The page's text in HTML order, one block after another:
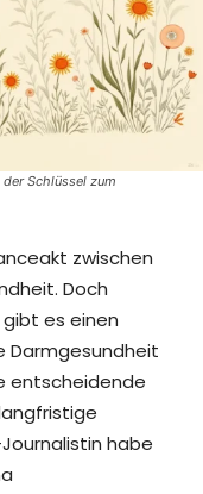
Schlüssel zum
zwischen
Doch
es einen
Darmgesundheit
entscheidende
habe